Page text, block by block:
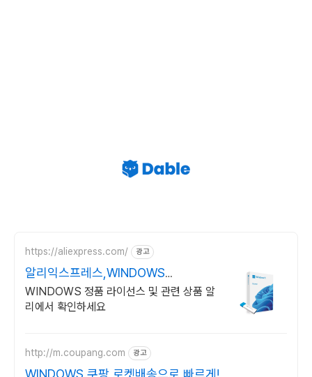
https://aliexpress.com/ 광고
알리익스프레스,WINDOWS
Windows 알리에서!
WINDOWS 정품 라이선스 및 관련 상품 알
리에서 확인하세요
http://m.coupang.com 광고
WINDOWS 쿠팡 로켓배송으로 빠르게!